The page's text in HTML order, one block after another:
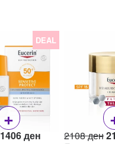
DEAL
+
Original
1406ден Current2108ден